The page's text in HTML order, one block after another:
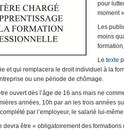
pour
moment
Les
moins
Le texte
et qui remplacera le droit individuel à la
ou une période de chômage.
ouvert dès l’âge de 16 ans mais ne
années, 10h par an les trois années
par l’employeur, le salarié lui-
devra être « obligatoirement des